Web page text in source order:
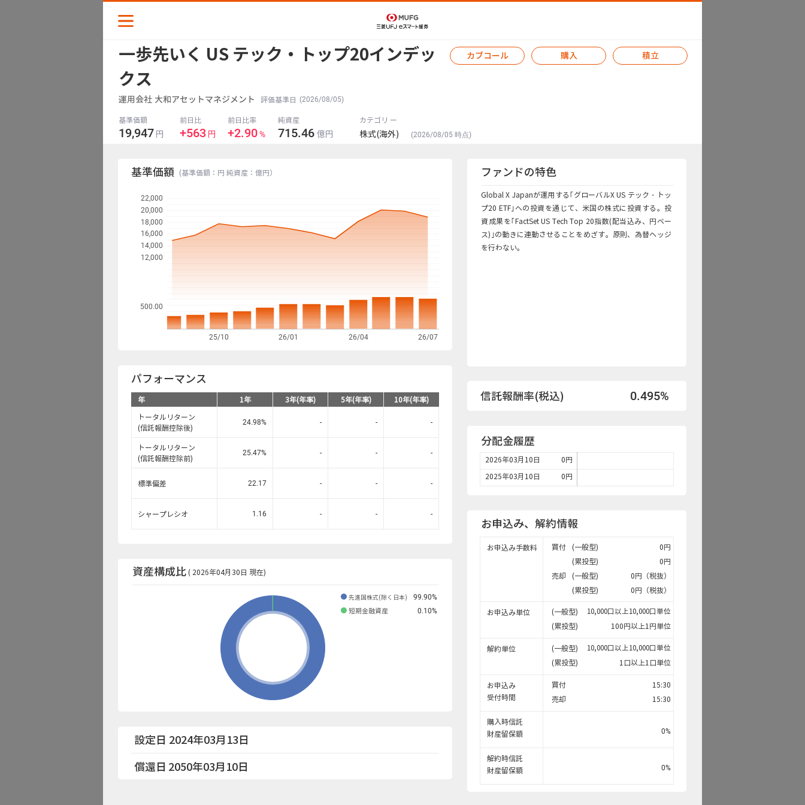
スナップショット
収益
分配金
ポートフォリオ
ファンド検索
一歩先いく US テック・トップ20インデッ
クス
カブコール 購入 積立
運用会社 大和アセットマネジメント 評価基準日 (2026/08/05)
基準価額 前日比 前日比率 純資産 カテゴリ ー
19,947 円 +563 円 +2.90% 715.46 億円 株式(海外) (2026/08/05 時点)
基準価額 (基準価額：円 純資産：億円）
500.00
25/10 26/01 26/04 26/07
12,000
14,000
16,000
18,000
20,000
22,000
パフォーマンス
年 1年 3年(年率) 5年(年率) 10年(年率)
トータルリターン
(信託報酬控除後)
24.98% - - -
トータルリターン
(信託報酬控除前)
25.47% - - -
標準偏差 22.17 - - -
シャープレシオ 1.16 - - -
資産構成比 ( 2026年04月30日 現在)
先進国株式(除く日本) 99.90%
短期金融資産 0.10%
設定日 2024年03月13日
償還日 2050年03月10日
ファンドの特色
Global X Japanが運用する｢グローバルX US テック・トッ
プ20 ETF｣への投資を通じて、米国の株式に投資する。投
資成果を｢FactSet US Tech Top 20指数(配当込み、円ベー
ス)｣の動きに連動させることをめざす。原則、為替ヘッジ
を行わない。
信託報酬率(税込) 0.495%
分配金履歴
2026年03月10日 0円
2025年03月10日 0円
お申込み、解約情報
お申込み手数料 買付 (一般型)
0円
(累投型)
0円
売却
(一般型)
0円（税抜）
(累投型)
0円（税抜）
お申込み単位 (一般型) 10,000口以上10,000口単位
(累投型) 100円以上1円単位
解約単位 (一般型) 10,000口以上10,000口単位
(累投型) 1口以上1口単位
お申込み
受付時間
買付
15:30
売却
15:30
購入時信託
財産留保額
0%
解約時信託
財産留保額
0%